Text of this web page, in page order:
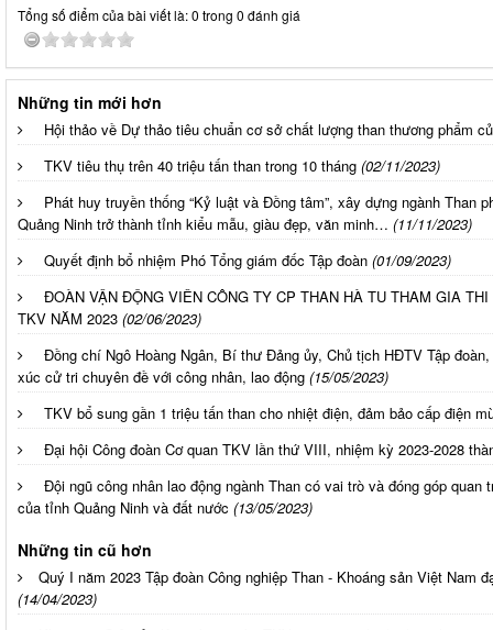
Tổng số điểm của bài viết là: 0 trong 0 đánh giá
Những tin mới hơn
Hội thảo về Dự thảo tiêu chuẩn cơ sở chất lượng than thương phẩm
TKV tiêu thụ trên 40 triệu tấn than trong 10 tháng (02/11/2023)
Phát huy truyền thống “Kỷ luật và Đồng tâm”, xây dựng ngành Than
Quảng Ninh trở thành tỉnh kiểu mẫu, giàu đẹp, văn minh… (11/11/2023)
Quyết định bổ nhiệm Phó Tổng giám đốc Tập đoàn (01/09/2023)
ĐOÀN VẬN ĐỘNG VIÊN CÔNG TY CP THAN HÀ TU THAM GIA
TKV NĂM 2023 (02/06/2023)
Đồng chí Ngô Hoàng Ngân, Bí thư Đảng ủy, Chủ tịch HĐTV Tập
xúc cử tri chuyên đề với công nhân, lao động (15/05/2023)
TKV bổ sung gần 1 triệu tấn than cho nhiệt điện, đảm bảo cấp điện
Đại hội Công đoàn Cơ quan TKV lần thứ VIII, nhiệm kỳ 2023-2028
Đội ngũ công nhân lao động ngành Than có vai trò và đóng góp
của tỉnh Quảng Ninh và đất nước (13/05/2023)
Những tin cũ hơn
Quý I năm 2023 Tập đoàn Công nghiệp Than - Khoáng sản Việt Nam
(14/04/2023)